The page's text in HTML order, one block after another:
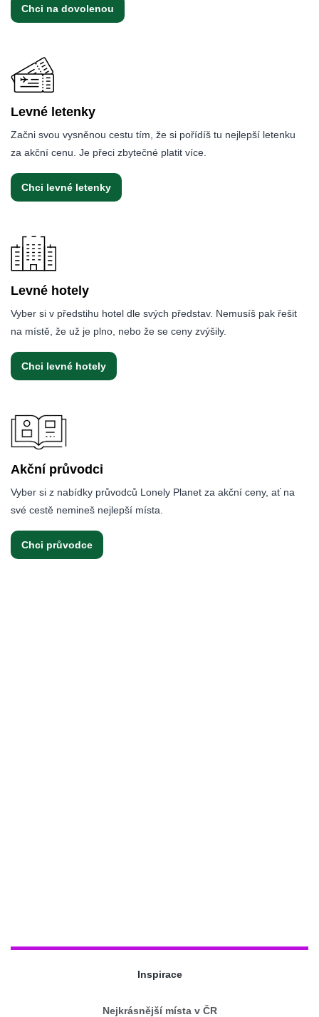
Chci na dovolenou
Levné letenky
Začni svou vysněnou cestu tím, že si pořídíš tu nejlepší letenku
za akční cenu. Je přeci zbytečné platit více.
Chci levné letenky
Levné hotely
Vyber si v předstihu hotel dle svých představ. Nemusíš pak řešit
na místě, že už je plno, nebo že se ceny zvýšily.
Chci levné hotely
Akční průvodci
Vyber si z nabídky průvodců Lonely Planet za akční ceny, ať na
své cestě nemineš nejlepší místa.
Chci průvodce
Inspirace
Nejkrásnější místa v ČR